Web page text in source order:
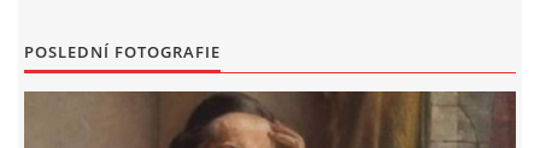
POSLEDNÍ FOTOGRAFIE